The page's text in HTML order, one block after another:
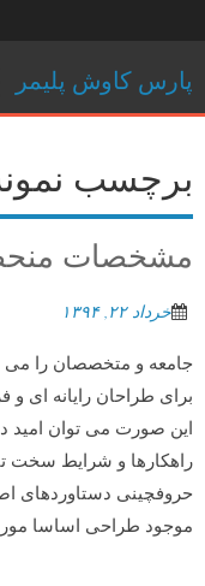
پارس کاوش پلیمر
برچسب
مشخصات
خرداد ۲۲, ۱۳۹۴
جامعه و متخصصان را می
برای طراحان رایانه ای و
این صورت می توان امید
راهکارها و شرایط سخت
حروفچینی دستاوردهای
موجود طراحی اساسا